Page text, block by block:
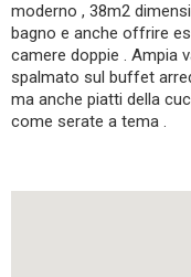
moderno , 38m2
bagno e anche offrire
camere doppie . Ampia
spalmato sul buffet
ma anche piatti della
come serate a tema .